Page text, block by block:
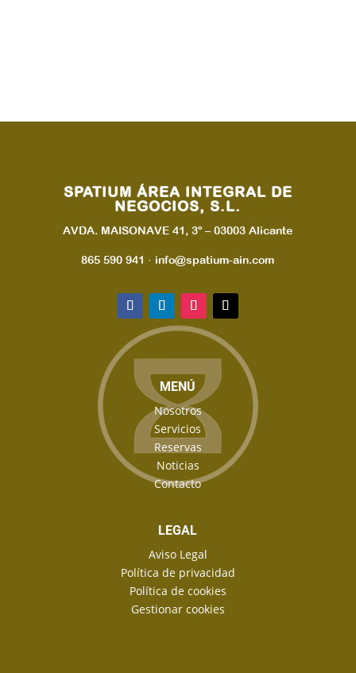
SPATIUM ÁREA INTEGRAL DE
NEGOCIOS, S.L.
AVDA. MAISONAVE 41, 3º – 03003 Alicante
865 590 941 · info@spatium-ain.com
MENÚ
Nosotros
Servicios
Reservas
Noticias
Contacto
LEGAL
Aviso Legal
Política de privacidad
Política de cookies
Gestionar cookies